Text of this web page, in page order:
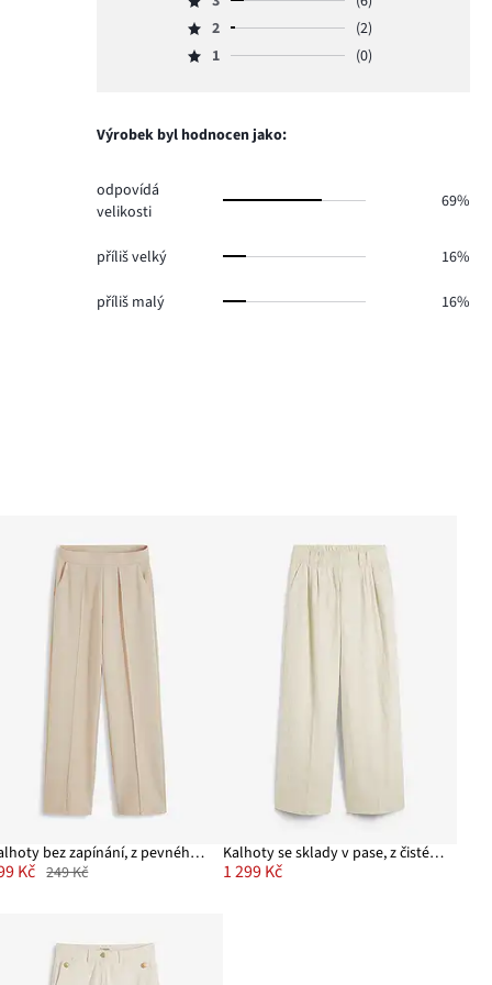
hlasů
4,
počet
hlasů
Hodnocení
3,
počet
Hodnocení
2,
2
(2)
Hodnocení
hlasů
1 (0)
Výrobek byl hodnocen jako:
odpovídá
velikosti
69%
příliš velký 16%
příliš malý 16%
Kalhoty bez zapínání, z pevného interlocku
Kč 249 Kč
Kalhoty se sklady v pase, z čistého lnu
1 299 Kč